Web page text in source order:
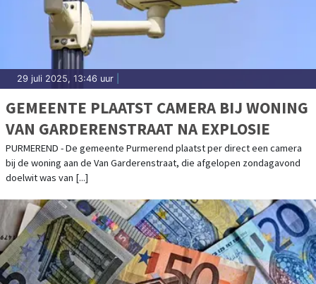
29 juli 2025, 13:46 uur
GEMEENTE PLAATST CAMERA BIJ WONING
VAN GARDERENSTRAAT NA EXPLOSIE
PURMEREND - De gemeente Purmerend plaatst per direct een camera
bij de woning aan de Van Garderenstraat, die afgelopen zondagavond
doelwit was van [...]